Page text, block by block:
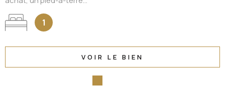
1
VOIR LE BIEN